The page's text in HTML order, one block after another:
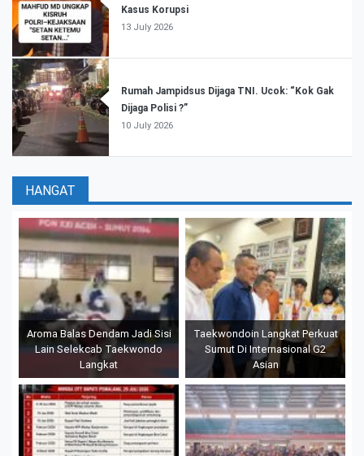
Kasus Korupsi
13 July 2026
Rumah Jampidsus Dijaga TNI. Ucok: “Kok Gak
Dijaga Polisi ?”
10 July 2026
HANGAT
Aroma Balas Dendam Jadi Sisi
Lain Selekcab Taekwondo
Langkat
Taekwondoin Langkat Perkuat
Sumut Di Internasional G2
Asian